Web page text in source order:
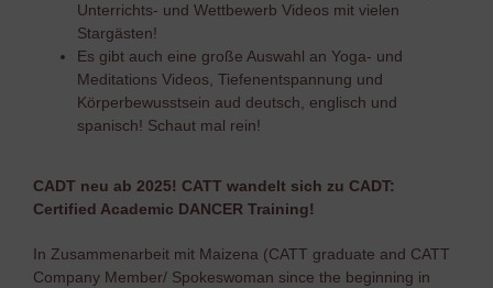
Unterrichts- und Wettbewerb Videos mit vielen
Stargästen!
Es gibt auch eine große Auswahl an Yoga- und
Meditations Videos, Tiefenentspannung und
Körperbewusstsein aud deutsch, englisch und
spanisch! Schaut mal rein!
CADT neu ab 2025! CATT wandelt sich zu CADT:
Certified Academic DANCER Training!
In Zusammenarbeit mit Maizena (CATT graduate and CATT
Company Member/ Spokeswoman since the beginning in